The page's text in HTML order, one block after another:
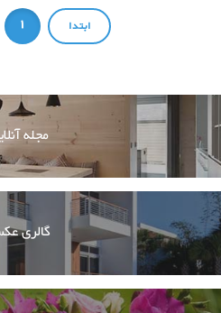
1
مجله
گالری